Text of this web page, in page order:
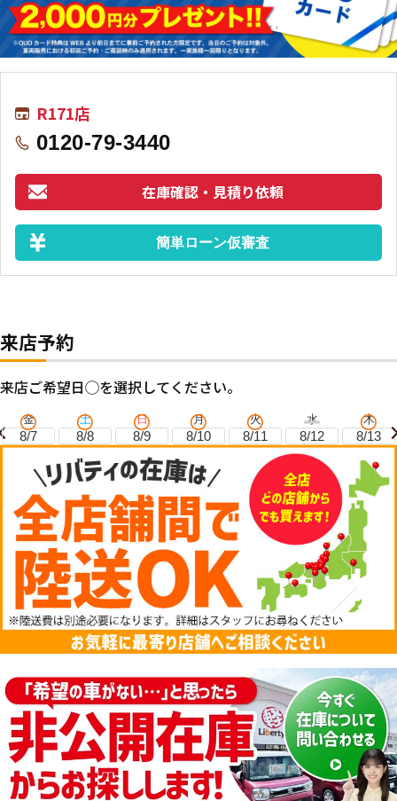
R171店
0120-79-3440
在庫確認・見積り依頼
簡単ローン仮審査
来店予約
来店ご希望日◯を選択してください。
金
8/7
土
8/8
日
8/9
月
8/10
火
8/11
水
8/12
木
8/13